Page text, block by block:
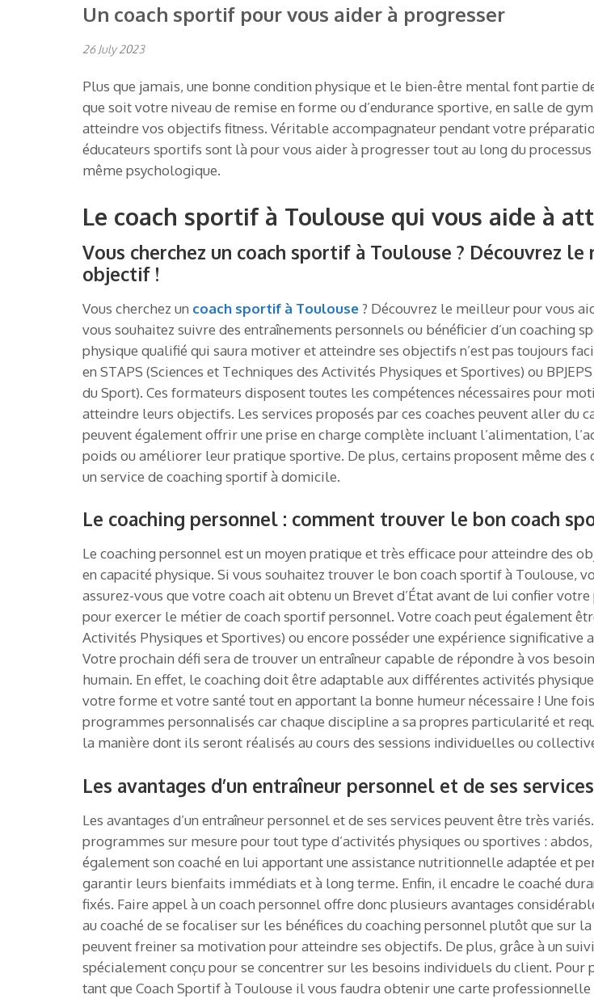
Un coach sportif pour vous aider à progresser
26 July 2023
Plus que jamais, une bonne condition physique et le bien-être mental font partie
que soit votre niveau de remise en forme ou d’endurance sportive, en salle de
atteindre vos objectifs fitness. Véritable accompagnateur pendant votre
éducateurs sportifs sont là pour vous aider à progresser tout au long du
même psychologique.
Le coach sportif à Toulouse qui vous aide à
Vous cherchez un coach sportif à Toulouse ? Découvrez
objectif !
Vous cherchez un coach sportif à Toulouse ? Découvrez le meilleur pour vous
vous souhaitez suivre des entraînements personnels ou bénéficier d’un
physique qualifié qui saura motiver et atteindre ses objectifs n’est pas toujours
en STAPS (Sciences et Techniques des Activités Physiques et Sportives) ou
du Sport). Ces formateurs disposent toutes les compétences nécessaires pour
atteindre leurs objectifs. Les services proposés par ces coaches peuvent aller du
peuvent également offrir une prise en charge complète incluant l’alimentation,
poids ou améliorer leur pratique sportive. De plus, certains proposent même
un service de coaching sportif à domicile.
Le coaching personnel : comment trouver le bon coach
Le coaching personnel est un moyen pratique et très efficace pour atteindre des
en capacité physique. Si vous souhaitez trouver le bon coach sportif à Toulouse,
assurez-vous que votre coach ait obtenu un Brevet d’État avant de lui confier
pour exercer le métier de coach sportif personnel. Votre coach peut également
Activités Physiques et Sportives) ou encore posséder une expérience
Votre prochain défi sera de trouver un entraîneur capable de répondre à vos
humain. En effet, le coaching doit être adaptable aux différentes activités
votre forme et votre santé tout en apportant la bonne humeur nécessaire ! Une
programmes personnalisés car chaque discipline a sa propres particularité et
la manière dont ils seront réalisés au cours des sessions individuelles ou
Les avantages d’un entraîneur personnel et de ses
Les avantages d’un entraîneur personnel et de ses services peuvent être très
programmes sur mesure pour tout type d’activités physiques ou sportives :
également son coaché en lui apportant une assistance nutritionnelle adaptée et
garantir leurs bienfaits immédiats et à long terme. Enfin, il encadre le coaché
fixés. Faire appel à un coach personnel offre donc plusieurs avantages
au coaché de se focaliser sur les bénéfices du coaching personnel plutôt que sur
peuvent freiner sa motivation pour atteindre ses objectifs. De plus, grâce à un
spécialement conçu pour se concentrer sur les besoins individuels du client.
tant que Coach Sportif à Toulouse il vous faudra obtenir une carte